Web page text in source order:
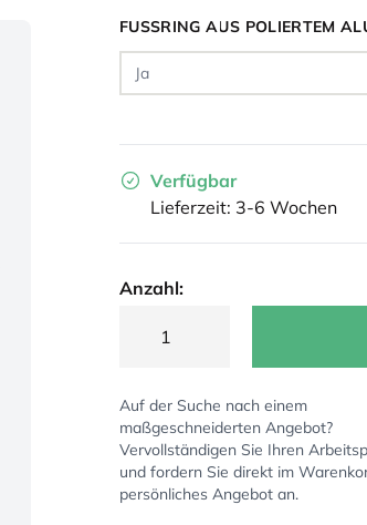
FUSSRING AUS POLIERTEM
Verfügbar
Lieferzeit: 3-6 Wochen
Anzahl:
Auf der Suche nach einem
maßgeschneiderten Angebot?
Vervollständigen Sie Ihren
und fordern Sie direkt im
persönliches Angebot an.